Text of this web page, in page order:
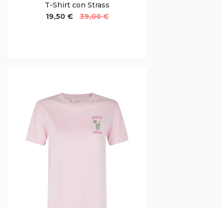
T-Shirt con Strass
19,50 €
39,00 €